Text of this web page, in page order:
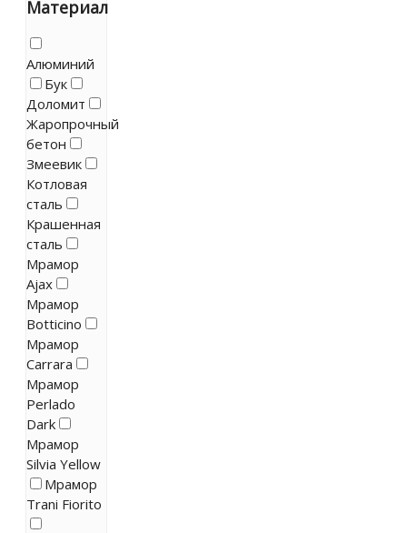
Материал
Алюминий
Бук
Доломит
Жаропрочный
бетон
Змеевик
Котловая
сталь
Крашенная
сталь
Мрамор
Ajax
Мрамор
Botticino
Мрамор
Carrara
Мрамор
Perlado
Dark
Мрамор
Silvia Yellow
Мрамор
Trani Fiorito